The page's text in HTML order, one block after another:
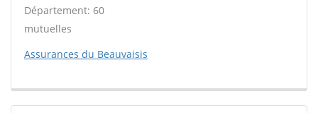
Département: 60
mutuelles
Assurances du Beauvaisis